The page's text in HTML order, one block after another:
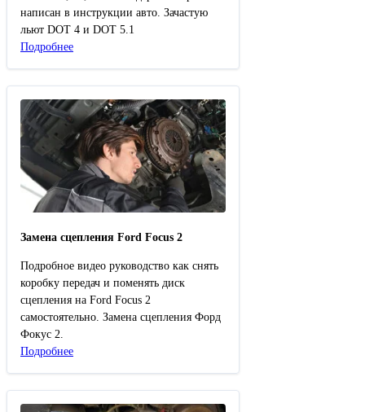
написан в инструкции авто. Зачастую
льют DOT 4 и DOT 5.1
Подробнее
Замена сцепления Ford Focus 2
Подробное видео руководство как снять
коробку передач и поменять диск
сцепления на Ford Focus 2
самостоятельно. Замена сцепления Форд
Фокус 2.
Подробнее